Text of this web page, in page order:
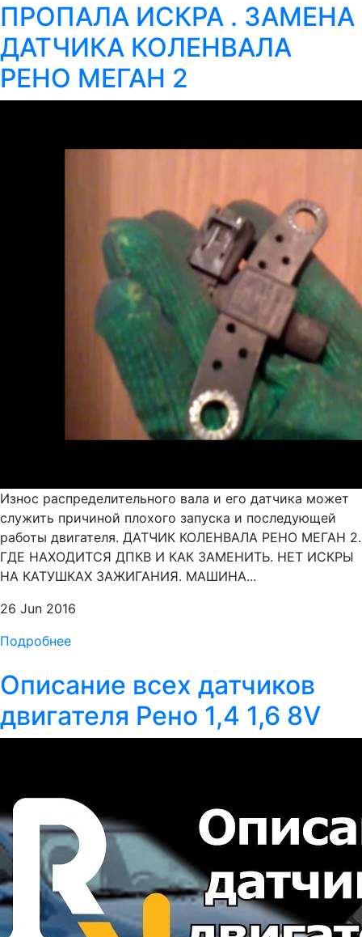
ПРОПАЛА ИСКРА . ЗАМЕНА
ДАТЧИКА КОЛЕНВАЛА
РЕНО МЕГАН 2
Износ распределительного вала и его датчика может
служить причиной плохого запуска и последующей
работы двигателя. ДАТЧИК КОЛЕНВАЛА РЕНО МЕГАН 2.
ГДЕ НАХОДИТСЯ ДПКВ И КАК ЗАМЕНИТЬ. НЕТ ИСКРЫ
НА КАТУШКАХ ЗАЖИГАНИЯ. МАШИНА...
26 Jun 2016
Подробнее
Описание всех датчиков
двигателя Рено 1,4 1,6 8V